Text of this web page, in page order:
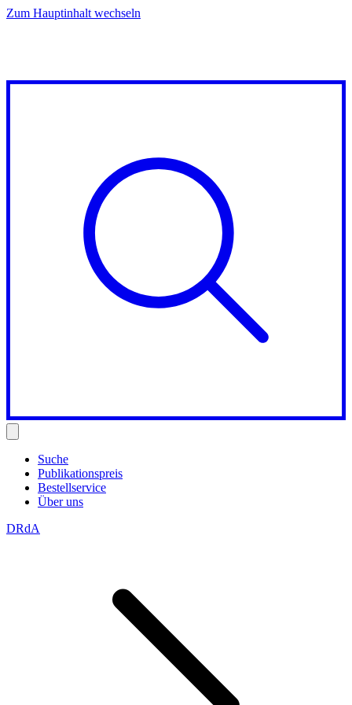
Zum Hauptinhalt wechseln
Suche
Publikationspreis
Bestellservice
Über uns
DRdA